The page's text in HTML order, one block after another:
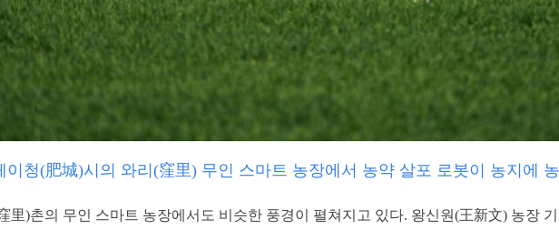
이청(肥城)시의 와리(窪里) 무인 스마트 농장에서 농약 살포 로봇이 농지에
里)촌의 무인 스마트 농장에서도 비슷한 풍경이 펼쳐지고 있다. 왕신원(王新文) 농장